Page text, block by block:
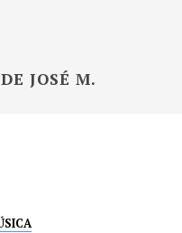
JOSÉ M.